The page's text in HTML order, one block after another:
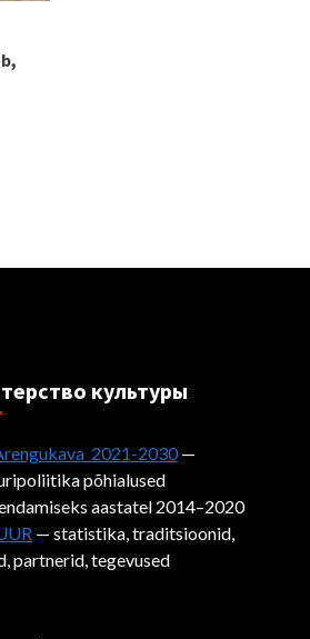
культуры
2021-2030—
põhialused
aastatel 2014–2020
— statistika, traditsioonid,
partnerid, tegevused